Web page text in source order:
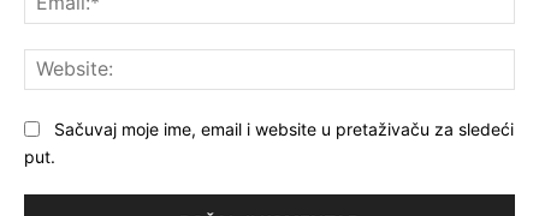
Sačuvaj moje ime, email i website u pretaživaču za sledeći
put.